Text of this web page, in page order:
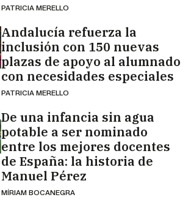
PATRICIA MERELLO
Andalucía refuerza la
inclusión con 150 nuevas
plazas de apoyo al alumnado
con necesidades especiales
PATRICIA MERELLO
De una infancia sin agua
potable a ser nominado
entre los mejores docentes
de España: la historia de
Manuel Pérez
MÍRIAM BOCANEGRA